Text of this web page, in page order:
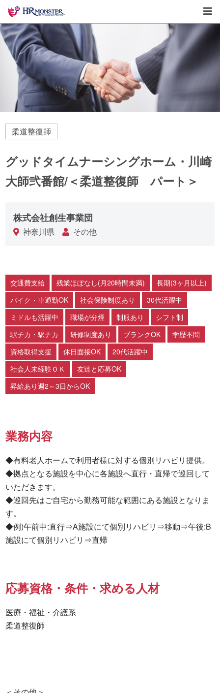
柔道整復師
グッドタイムナーシングホーム・川崎
大師弐番館/＜柔道整復師 パート＞
株式会社創生事業団
神奈川県 その他
交通費支給 残業ほぼなし(月20時間未満)
長期(3ヶ月以上)
バイク・車通勤OK
社会保険制度あり
30代活躍中
ミドルも活躍中
職場が分煙 制服あり
シフト制
駅チカ・駅ナカ
研修制度あり ブランクOK
学歴不問
資格取得支援
休日面接OK
20代活躍中
社会人未経験ＯＫ
友達と応募OK
昇給あり週2～3日からOK
業務内容
◆有料老人ホームで利用者様に対する個別リハビリ提供。
◆拠点となる施設を中心に各施設へ直行・直帰で巡回して
いただきます。
◆巡回先はご自宅から勤務可能な範囲にある施設となりま
す。
◆例)午前中:直行⇒A施設にて個別リハビリ⇒移動⇒午後:B
施設にて個別リハビリ⇒直帰
応募資格・条件・求める人材
医療・福祉・介護系
柔道整復師